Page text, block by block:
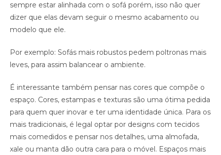
sempre estar alinhada com o sofá porém, isso não quer
dizer que elas devam seguir o mesmo acabamento ou
modelo que ele.
Por exemplo: Sofás mais robustos pedem poltronas mais
leves, para assim balancear o ambiente.
É interessante também pensar nas cores que compõe o
espaço. Cores, estampas e texturas são uma ótima pedida
para quem quer inovar e ter uma identidade única. Para os
mais tradicionais, é legal optar por designs com tecidos
mais comedidos e pensar nos detalhes, uma almofada,
xale ou manta dão outra cara para o móvel. Espaços mais